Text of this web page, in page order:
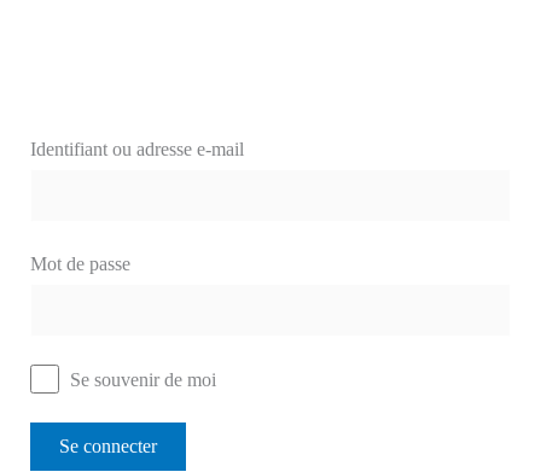
Identifiant ou adresse e-mail
Mot de passe
Se souvenir de moi